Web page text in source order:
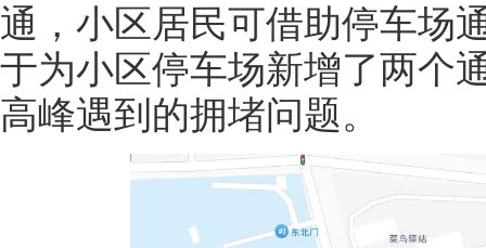
通，小区居民可借助停车场
于为小区停车场新增了两个
高峰遇到的拥堵问题。